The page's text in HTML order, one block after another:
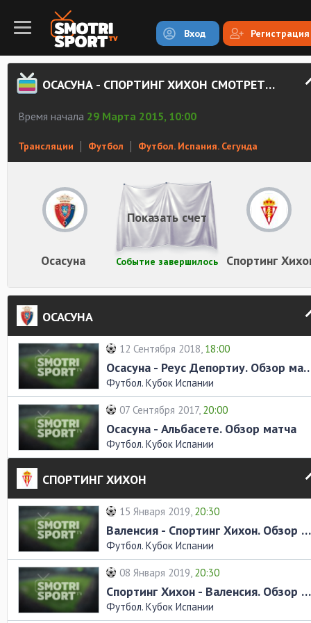
Вход Регистрация
ОСАСУНА - СПОРТИНГ ХИХОН СМОТРЕТЬ ОНЛАЙН
Время начала 29 Марта 2015, 10:00
Трансляции Футбол Футбол. Испания. Сегунда
Осасуна Спортинг
Событие завершилось
Показать счет
ОСАСУНА
12 Сентября 2018, 18:00
Осасуна - Реус
Футбол. Кубок Испании
07 Сентября 2017, 20:00
Осасуна - Альбасете. Обзор матча
Футбол. Кубок Испании
СПОРТИНГ ХИХОН
15 Января 2019, 20:30
Валенсия - Спортинг Хихон. Обзор матча
Футбол. Кубок Испании
08 Января 2019, 20:30
Спортинг Хихон - Валенсия. Обзор матча
Футбол. Кубок Испании